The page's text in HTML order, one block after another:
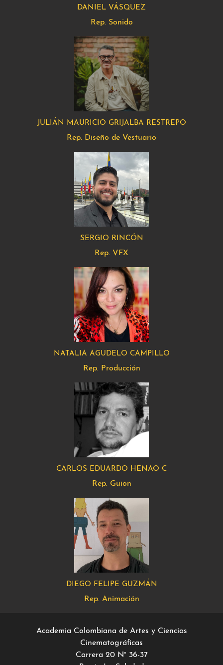
DANIEL VÁSQUEZ
Rep. Sonido
JULIÁN MAURICIO GRIJALBA RESTREPO
Rep. Diseño de Vestuario
SERGIO RINCÓN
Rep. VFX
NATALIA AGUDELO CAMPILLO
Rep. Producción
CARLOS EDUARDO HENAO C
Rep. Guion
DIEGO FELIPE GUZMÁN
Rep. Animación
Academia Colombiana de Artes y Ciencias
Cinematográficas
Carrera 20 N° 36-37